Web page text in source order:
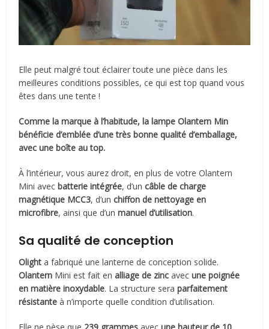
Elle peut malgré tout éclairer toute une pièce dans les
meilleures conditions possibles, ce qui est top quand vous
êtes dans une tente !
Comme la marque à l’habitude, la lampe Olantern Min
bénéficie d’emblée d’une très bonne qualité d’emballage,
avec une boîte au top.
À l’intérieur, vous aurez droit, en plus de votre Olantern
Mini avec batterie intégrée, d’uncâble de charge
magnétique MCC3, d’unchiffon de nettoyage en
microfibre, ainsi que d’unmanuel d’utilisation.
Sa qualité de conception
Olight a fabriqué une lanterne de conception solide.
Olantern Mini est fait enalliage de zinc avecune poignée
en matière inoxydable. La structure seraparfaitement
résistante à n’importe quelle condition d’utilisation.